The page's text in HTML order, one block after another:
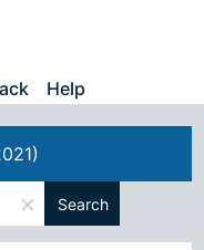
Help
× Search